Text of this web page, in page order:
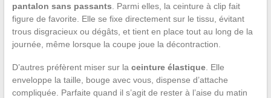
pantalon sans passants . Parmi elles, la ceinture à clip fait
figure de favorite. Elle se fixe directement sur le tissu, évitant
trous disgracieux ou dégâts, et tient en place tout au long de la
journée, même lorsque la coupe joue la décontraction.
D’autres préfèrent miser sur la ceinture élastique. Elle
enveloppe la taille, bouge avec vous, dispense d’attache
compliquée. Parfaite quand il s’agit de rester à l’aise du matin